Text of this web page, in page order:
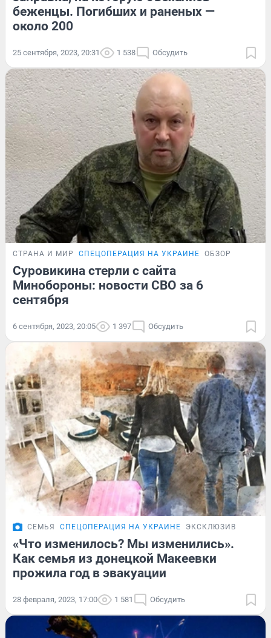
беженцы. Погибших и раненых —
около 200
25 сентября, 2023, 20:31 1 538 Обсудить
СТРАНА И МИР СПЕЦОПЕРАЦИЯ НА УКРАИНЕ ОБЗОР
Суровикина стерли с сайта
Минобороны: новости СВО за 6
сентября
6 сентября, 2023, 20:05 1 397 Обсудить
СЕМЬЯ СПЕЦОПЕРАЦИЯ НА УКРАИНЕ ЭКСКЛЮЗИВ
«Что изменилось? Мы изменились».
Как семья из донецкой Макеевки
прожила год в эвакуации
28 февраля, 2023, 17:00 1 581 Обсудить